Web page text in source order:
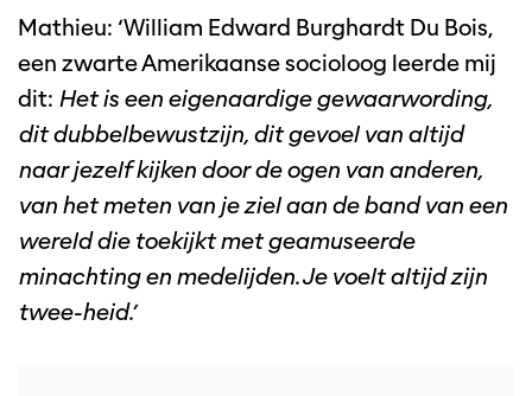
Mathieu: ‘William Edward Burghardt Du Bois,
een zwarte Amerikaanse socioloog leerde mij
dit: Het is een eigenaardige gewaarwording,
dit dubbelbewustzijn, dit gevoel van altijd
naar jezelf kijken door de ogen van anderen,
van het meten van je ziel aan de band van een
wereld die toekijkt met geamuseerde
minachting en medelijden. Je voelt altijd zijn
twee-heid.’